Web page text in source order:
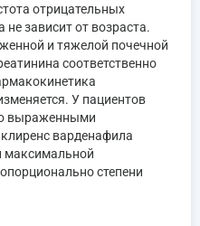
отрицательных
зависит от возраста.
и тяжелой почечной
соответственно
У пациентов
выраженными
варденафила
максимальной
степени